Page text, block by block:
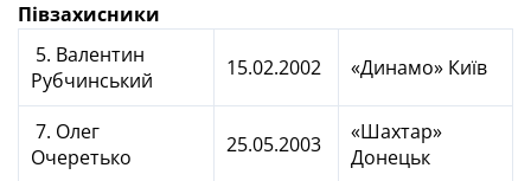
Півзахисники
5. Валентин
Рубчинський
15.02.2002 «Динамо» Київ
7. Олег
Очеретько
25.05.2003
«Шахтар»
Донецьк